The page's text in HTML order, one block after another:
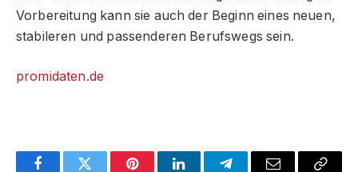
Vorbereitung kann sie auch der Beginn eines neuen,
stabileren und passenderen Berufswegs sein.
promidaten.de